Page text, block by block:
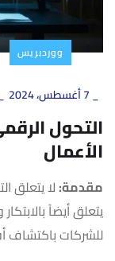
ووردبريس
_7 أغسطس، 2024
التحول
الأعمال
مقدمة: لا يتعلق
يتعلق أيضاً
للشركات باكتشاف